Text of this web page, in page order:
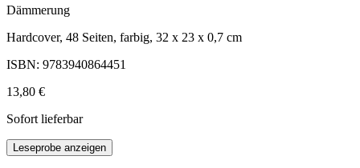
Dämmerung
Hardcover, 48 Seiten, farbig, 32 x 23 x 0,7 cm
ISBN: 9783940864451
13,80 €
Sofort lieferbar
Leseprobe anzeigen